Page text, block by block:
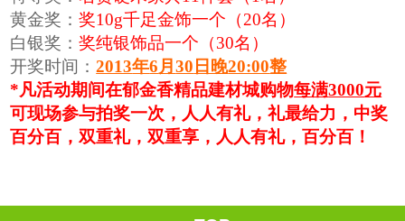
黄金奖：奖10g千足金饰一个（20名）
白银奖：奖纯银饰品一个（30名）
开奖时间：2013年6月30 日晚20:00整
*凡活动期间在郁金香精品建材城购物每满3000元
可现场参与拍奖一次，人人有礼，礼最给力，中奖
百分百，双重礼，双重享，人人有礼，百分百！